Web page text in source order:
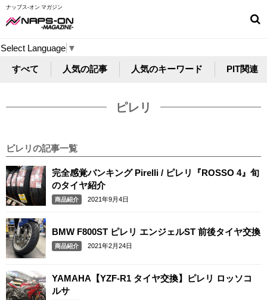
ナップス-オン マガジン
Select Language ▼
すべて 人気の記事 人気のキーワード PIT関連
ピレリ
ピレリの記事一覧
完全感覚バンキング Pirelli / ピレリ『ROSSO 4』旬
のタイヤ紹介
商品紹介 2021年9月4日
BMW F800ST ピレリ エンジェルST 前後タイヤ交換
商品紹介 2021年2月24日
YAMAHA【YZF-R1 タイヤ交換】ピレリ ロッソコ
ルサ